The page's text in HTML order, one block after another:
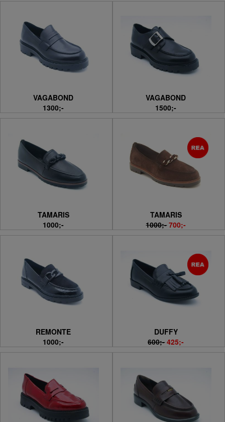
VAGABOND
1300;-
VAGABOND
1500;-
TAMARIS
1000;-
TAMARIS
1000;- 700;-
REMONTE
1000;-
DUFFY
600;- 425;-